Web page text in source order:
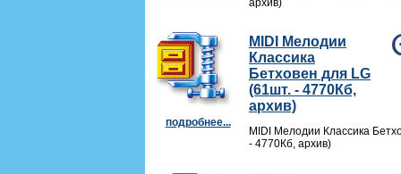
архив)
подробнее...
MIDI Мелодии
Классика
Бетховен для LG
(61шт. - 4770Кб,
архив)
MIDI Мелодии Классика
- 4770Кб, архив)